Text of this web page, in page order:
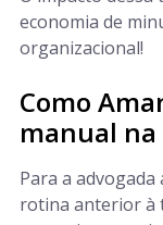
economia de
organizacional!
Como
manual na
Para a
rotina anterior à